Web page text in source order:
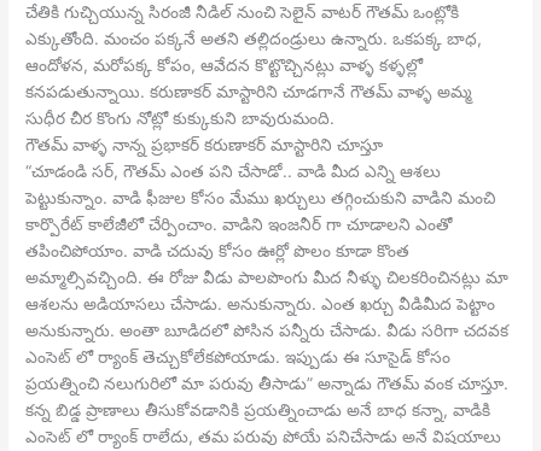
చేతికి గుచ్చియున్న సిరంజీ నీడిల్ నుంచి సెలైన్ వాటర్ గౌతమ్ ఒంట్లోకి
ఎక్కుతోంది. మంచం పక్కనే అతని తల్లిదండ్రులు ఉన్నారు. ఒకపక్క బాధ,
ఆందోళన, మరోపక్క కోపం, ఆవేదన కొట్టొచ్చినట్లు వాళ్ళ కళ్ళల్లో
కనపడుతున్నాయి. కరుణాకర్ మాస్టారిని చూడగానే గౌతమ్ వాళ్ళ అమ్మ
సుధీర చీర కొంగు నోట్లో కుక్కుకుని బావురుమంది.
గౌతమ్ వాళ్ళ నాన్న ప్రభాకర్ కరుణాకర్ మాస్టారిని చూస్తూ
“చూడండి సర్, గౌతమ్ ఎంత పని చేసాడో.. వాడి మీద ఎన్ని ఆశలు
పెట్టుకున్నాం. వాడి ఫీజుల కోసం మేము ఖర్చులు తగ్గించుకుని వాడిని మంచి
కార్పొరేట్ కాలేజీలో చేర్పించాం. వాడిని ఇంజనీర్ గా చూడాలని ఎంతో
తపించిపోయాం. వాడి చదువు కోసం ఊర్లో పొలం కూడా కొంత
అమ్మాల్సివచ్చింది. ఈ రోజు వీడు పాలపొంగు మీద నీళ్ళు చిలకరించినట్లు మా
ఆశలను అడియాసలు చేసాడు. అనుకున్నారు. ఎంత ఖర్చు వీడిమీద పెట్టాం
అనుకున్నారు. అంతా బూడిదలో పోసిన పన్నీరు చేసాడు. వీడు సరిగా చదవక
ఎంసెట్ లో ర్యాంక్ తెచ్చుకోలేకపోయాడు. ఇప్పుడు ఈ సూసైడ్ కోసం
ప్రయత్నించి నలుగురిలో మా పరువు తీసాడు” అన్నాడు గౌతమ్ వంక చూస్తూ.
కన్న బిడ్డ ప్రాణాలు తీసుకోవడానికి ప్రయత్నించాడు అనే బాధ కన్నా, వాడికి
ఎంసెట్ లో ర్యాంక్ రాలేదు, తమ పరువు పోయే పనిచేసాడు అనే విషయాలు